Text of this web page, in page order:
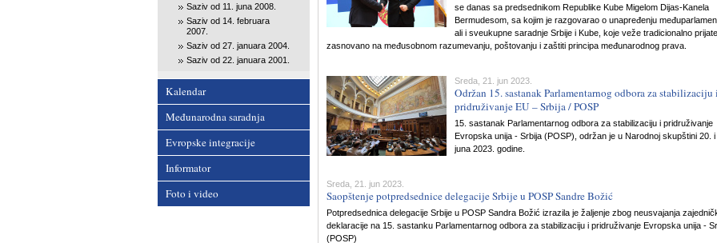
Saziv od 11. juna 2008.
Saziv od 14. februara
2007.
Saziv od 27. januara 2004.
Saziv od 22. januara 2001.
Kalendar
Međunarodna saradnja
Evropske integracije
Informator
Foto i video
se danas sa predsednikom Republike Kube Migelom Dijas-Kanela
Bermudesom, sa kojim je razgovarao o unapređenju
ali i sveukupne saradnje Srbije i Kube, koje veže tradicionalno
zasnovano na međusobnom razumevanju, poštovanju i zaštiti principa međunarodnog prava.
Sreda, 21. jun 2023.
Održan 15. sastanak Parlamentarnog odbora za stabilizaciju i
pridruživanje EU – Srbija / POSP
15. sastanak Parlamentarnog odbora za stabilizaciju i pridruživanje
Evropska unija - Srbija (POSP), održan je u Narodnoj skupštini 20. i
juna 2023. godine.
Sreda, 21. jun 2023.
Saopštenje potpredsednice delegacije Srbije u POSP Sandre Božić
Potpredsednica delegacije Srbije u POSP Sandra Božić izrazila je žaljenje zbog neusvajanja
deklaracije na 15. sastanku Parlamentarnog odbora za stabilizaciju i pridruživanje Evropska unija -
(POSP)